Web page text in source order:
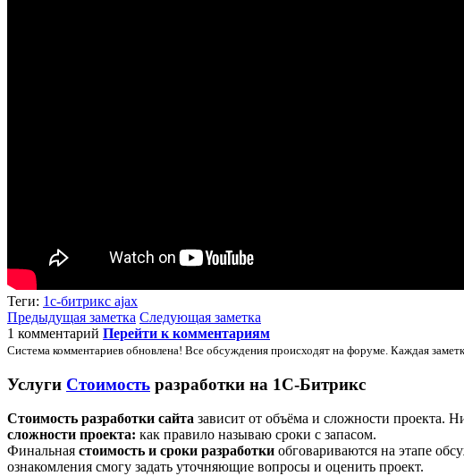
Теги: 1с-битрикс ajax
Предыдущая заметка Следующая заметка
1 комментарий Перейти к комментариям
Система комментариев обновлена! Все обсуждения происходят на форуме. Каждая
Услуги Стоимость разработки на 1С-Битрикс
Стоимость разработки сайта зависит от объёма и сложности проекта.
сложности проекта: как правило называю сроки с запасом.
Финальная стоимость и сроки разработки обговариваются на этапе
ознакомления смогу задать уточняющие вопросы и оценить проект.